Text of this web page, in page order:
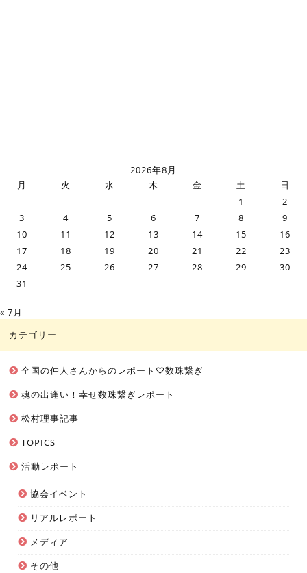
2026年8月
月
火 水 木 金 土
日
1
2
3
4 5 6 7 8
9
10
11 12 13 14 15
16
17
18 19 20 21 22
23
24
25 26 27 28 29
30
31
« 7月
カテゴリー
全国の仲人さんからのレポート♡数珠繋ぎ
魂の出逢い！幸せ数珠繋ぎレポート
松村理事記事
TOPICS
活動レポート
協会イベント
リアルレポート
メディア
その他